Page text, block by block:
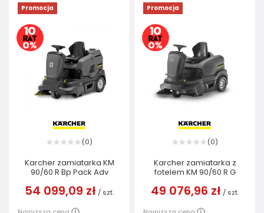
Promocja
(0)
Karcher zamiatarka KM
90/60 R Bp Pack Adv
54 099,09 zł / szt.
Promocja
(0)
Karcher zamiatarka z
fotelem KM 90/60 R G
49 076,96 zł / szt.